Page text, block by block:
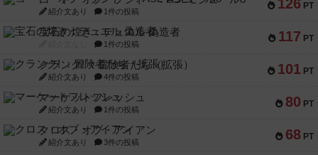
126 PT
紹介文あり 1件の投稿
117 PT
宝石の煌き：デュエル 偽造者
1件の投稿
101 PT
クランク! ：冒険者たち（拡張）
紹介文あり 4件の投稿
80 PT
マーケットフレッシュ
紹介文あり 1件の投稿
68 PT
クロス・オブ・アイアン
紹介文あり 3件の投稿